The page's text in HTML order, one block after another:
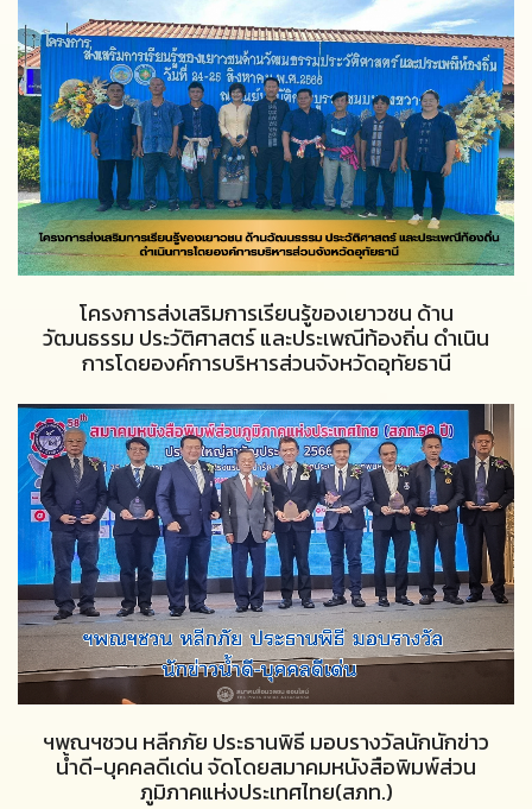
โครงการส่งเสริมการเรียนรู้ของเยาวชน ด้าน
วัฒนธรรม ประวัติศาสตร์ และประเพณีท้องถิ่น ดำเนิน
การโดยองค์การบริหารส่วนจังหวัดอุทัยธานี
ฯพณฯชวน หลีกภัย ประธานพิธี มอบรางวัลนักนักข่าว
น้ำดี-บุคคลดีเด่น จัดโดยสมาคมหนังสือพิมพ์ส่วน
ภูมิภาคแห่งประเทศไทย(สภท.)